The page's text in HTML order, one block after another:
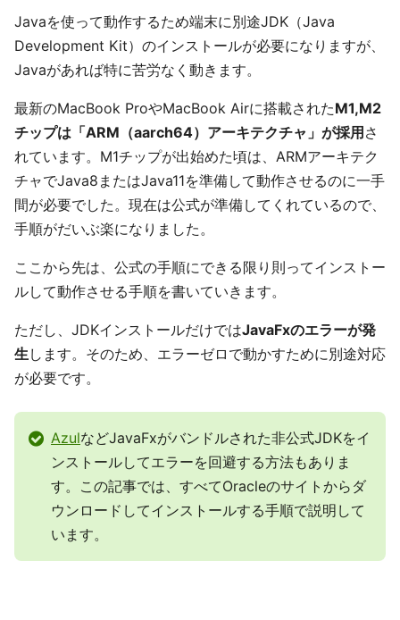
Javaを使って動作するため端末に別途JDK（Java
Development Kit）のインストールが必要になりますが、
Javaがあれば特に苦労なく動きます。
最新のMacBook ProやMacBook Airに搭載されたM1,M2
チップは「ARM（aarch64）アーキテクチャ」が採用 さ
れています。M1チップが出始めた頃は、ARMアーキテク
チャでJava8またはJava11を準備して動作させるのに一手
間が必要でした。現在は公式が準備してくれているので、
手順がだいぶ楽になりました。
ここから先は、公式の手順にできる限り則ってインストー
ルして動作させる手順を書いていきます。
ただし、JDKインストールだけではJavaFxのエラーが発
生します。そのため、エラーゼロで動かすために別途対応
が必要です。
AzulなどJavaFxがバンドルされた非公式JDKをイ
ンストールしてエラーを回避する方法もありま
す。この記事では、すべてOracleのサイトからダ
ウンロードしてインストールする手順で説明して
います。